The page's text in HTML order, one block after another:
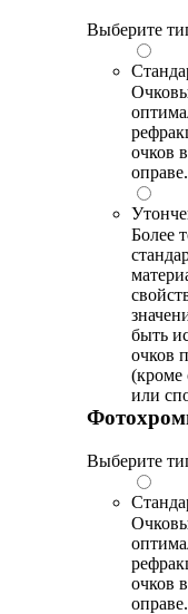
Выберите
очков
оправе.
Более
быть
очков
(кроме
или
Выберите
очков
оправе.